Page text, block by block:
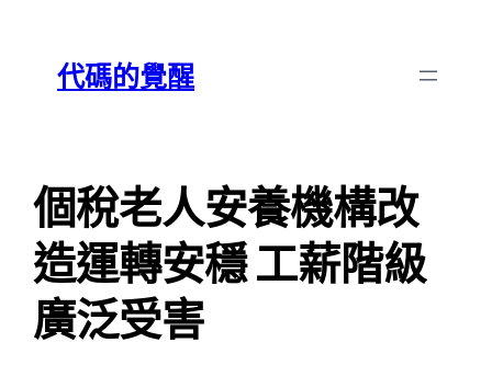
content代碼的覺醒
個稅老人安養機構改
造運轉安穩 工薪階級
廣泛受害